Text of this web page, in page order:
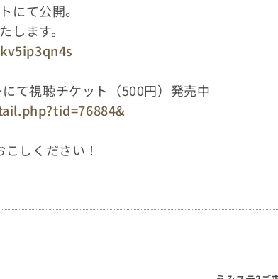
にて公開。
します。
て視聴チケット（500円）発売中
しください！